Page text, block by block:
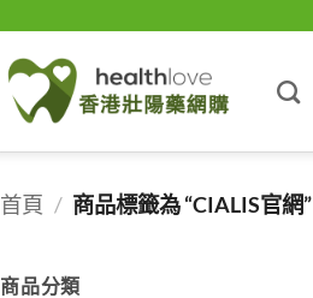
首頁 / 商品標籤為 “CIALIS官網”
商品分類